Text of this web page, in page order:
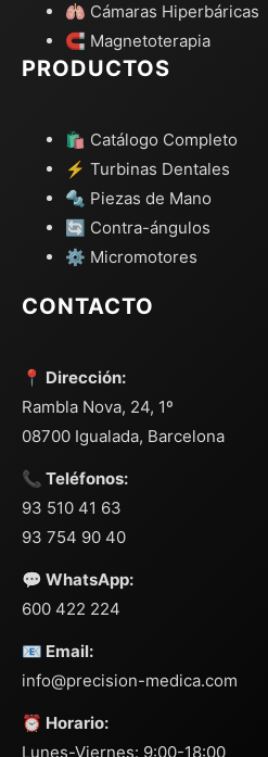
🫁 Cámaras Hiperbáricas
🧲 Magnetoterapia
PRODUCTOS
🛍️ Catálogo Completo
⚡ Turbinas Dentales
🔩 Piezas de Mano
🔄 Contra-ángulos
⚙️ Micromotores
CONTACTO
📍 Dirección:
Rambla Nova, 24, 1º
08700 Igualada, Barcelona
📞 Teléfonos:
93 510 41 63
93 754 90 40
💬 WhatsApp:
600 422 224
📧 Email:
info@precision-medica.com
⏰ Horario:
Lunes-Viernes: 9:00-18:00